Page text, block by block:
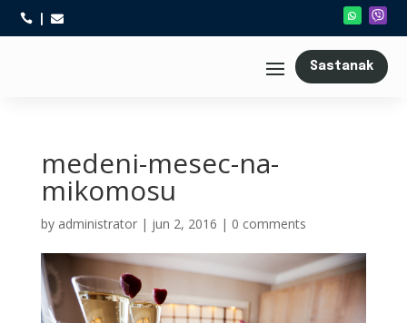
 
Sastanak
medeni-mesec-na-
mikomosu
by administrator| jun 2, 2016 | 0 comments